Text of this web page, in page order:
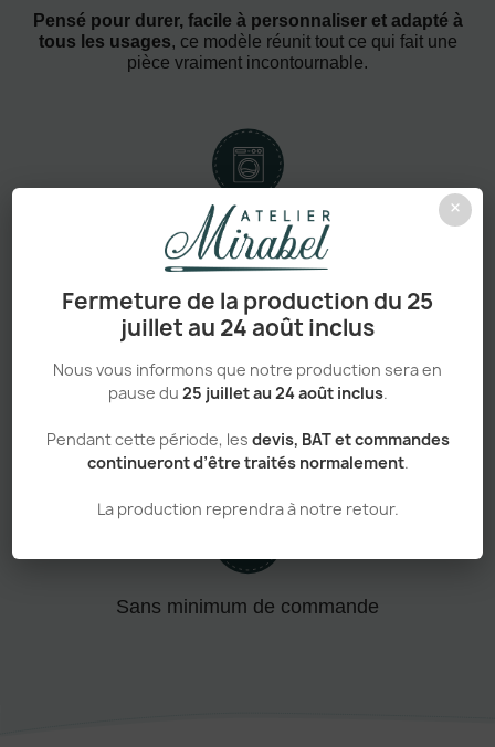
×
Fermeture de la production du 25
juillet au 24 août inclus
Nous vous informons que notre production sera en
pause du 25 juillet au 24 août inclus.
Pendant cette période, les devis, BAT et commandes
continueront d’être traités normalement.
La production reprendra à notre retour.
Pensé pour durer, facile à personnaliser et adapté à
tous les usages, ce modèle réunit tout ce qui fait une
pièce vraiment incontournable.
Confort absolu & durabilité renforcée
Sans minimum de commande